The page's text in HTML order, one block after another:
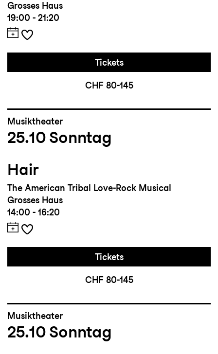
Grosses Haus
19:00 - 21:20
Tickets
CHF 80-145
Musiktheater
25.10 Sonntag
Hair
The American Tribal Love-Rock Musical
Grosses Haus
14:00 - 16:20
Tickets
CHF 80-145
Musiktheater
25.10 Sonntag